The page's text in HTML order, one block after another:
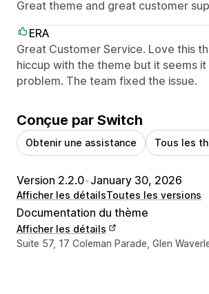
Great theme and great customer
ERA
Great Customer Service. Love this
hiccup with the theme but it seems
problem. The team fixed the issue.
Conçue par Switch
Obtenir une assistance Tous les
Version 2.2.0•January 30, 2026
Afficher les détailsToutes les versions
Documentation du thème
Afficher les détails
Coordonnées du concepteur
Suite 57, 17 Coleman Parade, Glen